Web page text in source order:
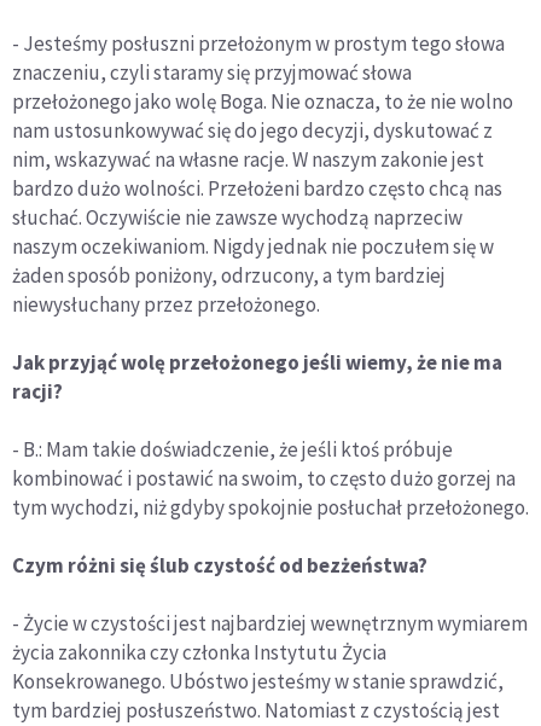
- Jesteśmy posłuszni przełożonym w prostym tego słowa
znaczeniu, czyli staramy się przyjmować słowa
przełożonego jako wolę Boga. Nie oznacza, to że nie wolno
nam ustosunkowywać się do jego decyzji, dyskutować z
nim, wskazywać na własne racje. W naszym zakonie jest
bardzo dużo wolności. Przełożeni bardzo często chcą nas
słuchać. Oczywiście nie zawsze wychodzą naprzeciw
naszym oczekiwaniom. Nigdy jednak nie poczułem się w
żaden sposób poniżony, odrzucony, a tym bardziej
niewysłuchany przez przełożonego.
Jak przyjąć wolę przełożonego jeśli wiemy, że nie ma
racji?
- B.: Mam takie doświadczenie, że jeśli ktoś próbuje
kombinować i postawić na swoim, to często dużo gorzej na
tym wychodzi, niż gdyby spokojnie posłuchał przełożonego.
Czym różni się ślub czystość od bezżeństwa?
- Życie w czystości jest najbardziej wewnętrznym wymiarem
życia zakonnika czy członka Instytutu Życia
Konsekrowanego. Ubóstwo jesteśmy w stanie sprawdzić,
tym bardziej posłuszeństwo. Natomiast z czystością jest